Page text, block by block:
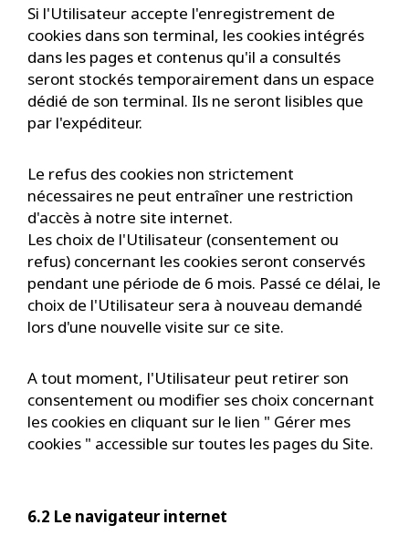
Si l'Utilisateur accepte l'enregistrement de
cookies dans son terminal, les cookies intégrés
dans les pages et contenus qu'il a consultés
seront stockés temporairement dans un espace
dédié de son terminal. Ils ne seront lisibles que
par l'expéditeur.
Le refus des cookies non strictement
nécessaires ne peut entraîner une restriction
d'accès à notre site internet.
Les choix de l'Utilisateur (consentement ou
refus) concernant les cookies seront conservés
pendant une période de 6 mois. Passé ce délai, le
choix de l'Utilisateur sera à nouveau demandé
lors d'une nouvelle visite sur ce site.
A tout moment, l'Utilisateur peut retirer son
consentement ou modifier ses choix concernant
les cookies en cliquant sur le lien " Gérer mes
cookies " accessible sur toutes les pages du Site.
6.2 Le navigateur internet